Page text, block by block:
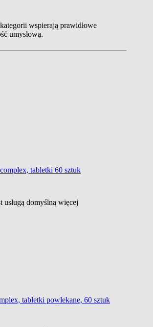
wspierają prawidłowe
umysłową.
tabletki 60 sztuk
usługą domyślną więcej
tabletki powlekane, 60 sztuk